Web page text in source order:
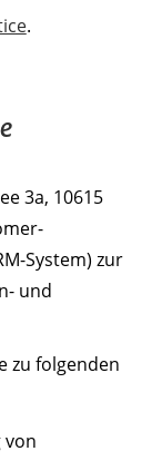
.
3a, 10615
System) zur
und
zu folgenden
von